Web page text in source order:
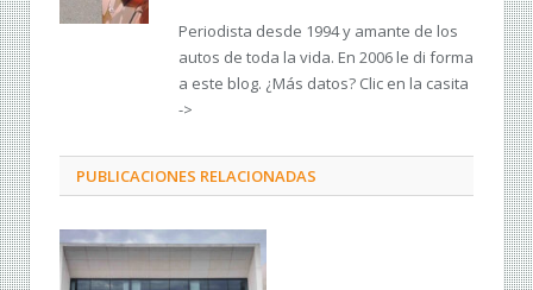
Periodista desde 1994 y amante de los
autos de toda la vida. En 2006 le di forma
a este blog. ¿Más datos? Clic en la casita
->
PUBLICACIONES RELACIONADAS